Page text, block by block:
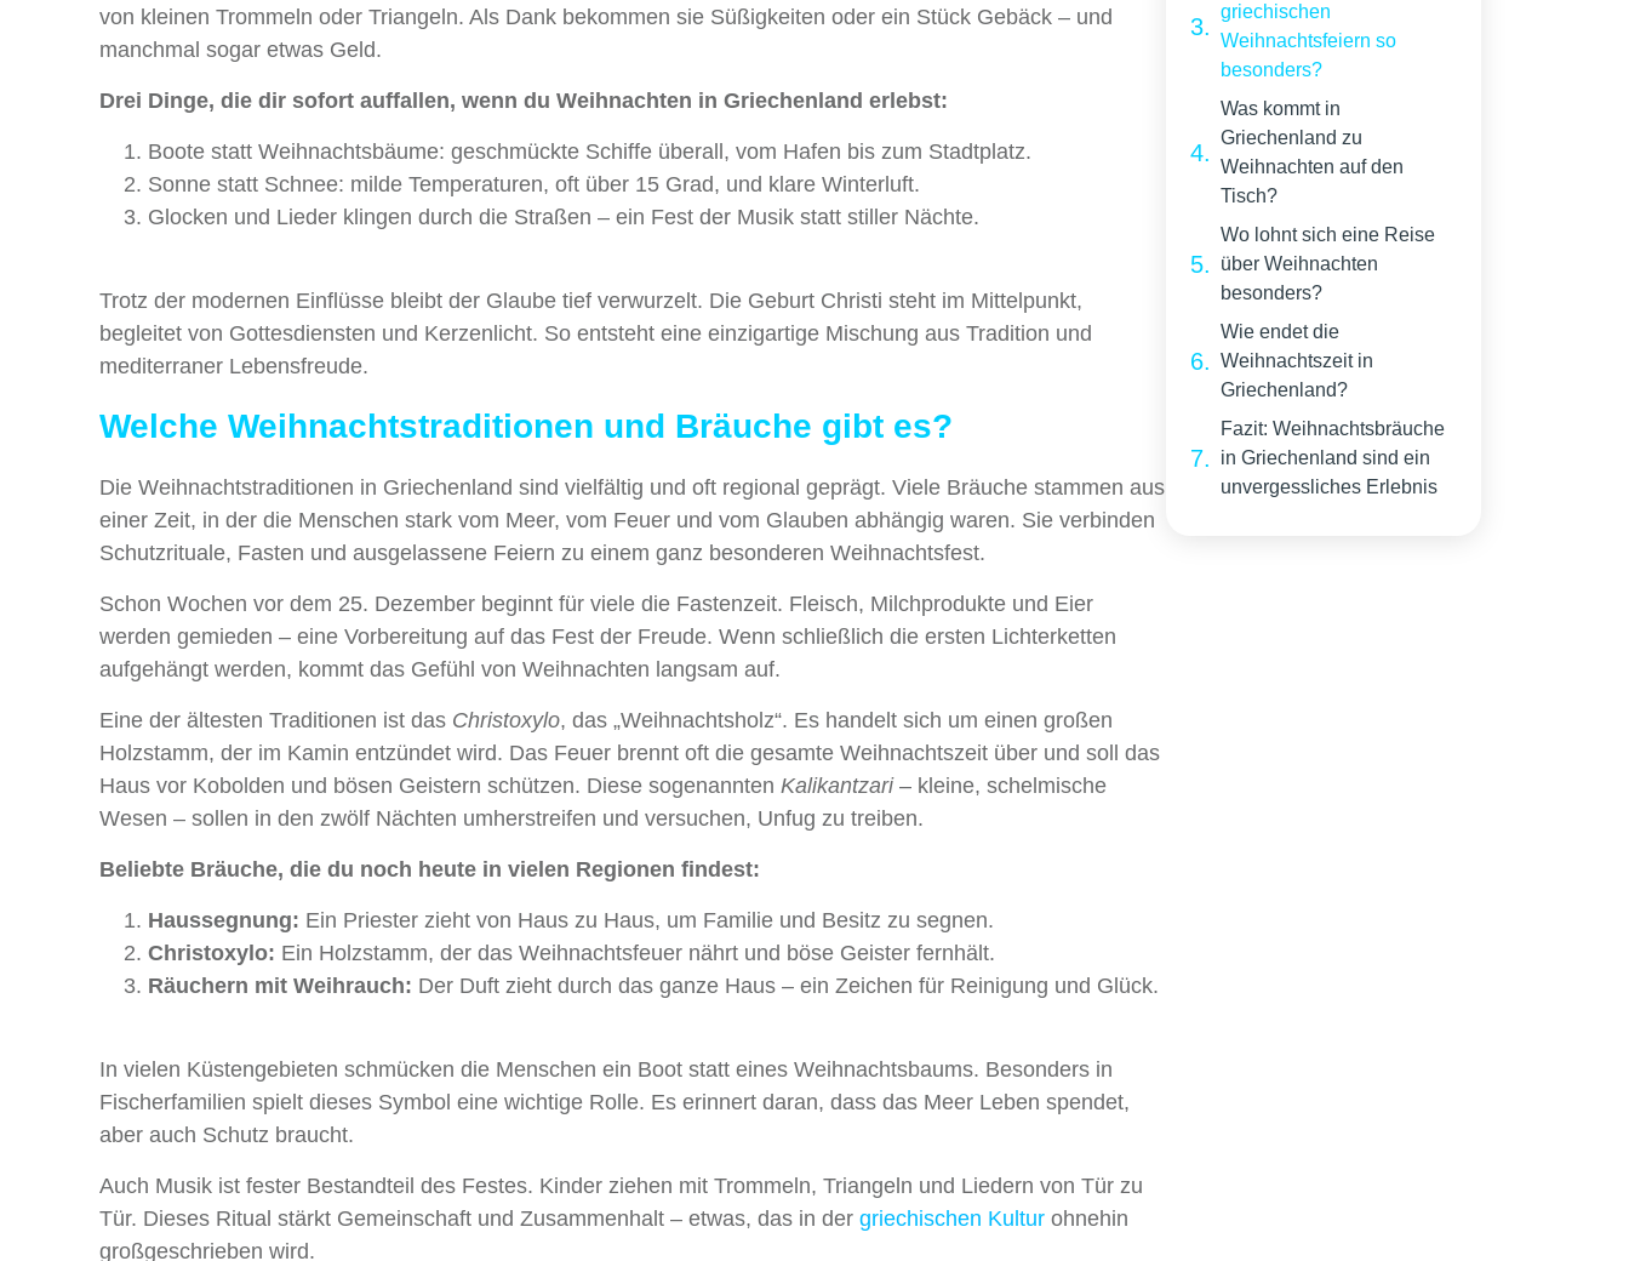
von kleinen Trommeln oder Triangeln. Als Dank bekommen sie Süßigkeiten oder ein Stück Gebäck – und
manchmal sogar etwas Geld.
Drei Dinge, die dir sofort auffallen, wenn du Weihnachten in Griechenland erlebst:
Boote statt Weihnachtsbäume: geschmückte Schiffe überall, vom Hafen bis zum Stadtplatz.
Sonne statt Schnee: milde Temperaturen, oft über 15 Grad, und klare Winterluft.
Glocken und Lieder klingen durch die Straßen – ein Fest der Musik statt stiller Nächte.
Trotz der modernen Einflüsse bleibt der Glaube tief verwurzelt. Die Geburt Christi steht im Mittelpunkt,
begleitet von Gottesdiensten und Kerzenlicht. So entsteht eine einzigartige Mischung aus Tradition und
mediterraner Lebensfreude.
Welche Weihnachtstraditionen und Bräuche gibt es?
Die Weihnachtstraditionen in Griechenland sind vielfältig und oft regional geprägt. Viele Bräuche stammen aus
einer Zeit, in der die Menschen stark vom Meer, vom Feuer und vom Glauben abhängig waren. Sie verbinden
Schutzrituale, Fasten und ausgelassene Feiern zu einem ganz besonderen Weihnachtsfest.
Schon Wochen vor dem 25. Dezember beginnt für viele die Fastenzeit. Fleisch, Milchprodukte und Eier
werden gemieden – eine Vorbereitung auf das Fest der Freude. Wenn schließlich die ersten Lichterketten
aufgehängt werden, kommt das Gefühl von Weihnachten langsam auf.
Eine der ältesten Traditionen ist das Christoxylo, das „Weihnachtsholz“. Es handelt sich um einen großen
Holzstamm, der im Kamin entzündet wird. Das Feuer brennt oft die gesamte Weihnachtszeit über und soll das
Haus vor Kobolden und bösen Geistern schützen. Diese sogenannten Kalikantzari– kleine, schelmische
Wesen – sollen in den zwölf Nächten umherstreifen und versuchen, Unfug zu treiben.
Beliebte Bräuche, die du noch heute in vielen Regionen findest:
Haussegnung: Ein Priester zieht von Haus zu Haus, um Familie und Besitz zu segnen.
Christoxylo: Ein Holzstamm, der das Weihnachtsfeuer nährt und böse Geister fernhält.
Räuchern mit Weihrauch: Der Duft zieht durch das ganze Haus – ein Zeichen für Reinigung und Glück.
In vielen Küstengebieten schmücken die Menschen ein Boot statt eines Weihnachtsbaums. Besonders in
Fischerfamilien spielt dieses Symbol eine wichtige Rolle. Es erinnert daran, dass das Meer Leben spendet,
aber auch Schutz braucht.
Auch Musik ist fester Bestandteil des Festes. Kinder ziehen mit Trommeln, Triangeln und Liedern von Tür zu
Tür. Dieses Ritual stärkt Gemeinschaft und Zusammenhalt – etwas, das in der griechischen Kultur ohnehin
großgeschrieben wird.
griechischen
Weihnachtsfeiern so
besonders?
Was kommt in
Griechenland zu
Weihnachten auf den
Tisch?
Wo lohnt sich eine Reise
über Weihnachten
besonders?
Wie endet die
Weihnachtszeit in
Griechenland?
Fazit: Weihnachtsbräuche
in Griechenland sind ein
unvergessliches Erlebnis